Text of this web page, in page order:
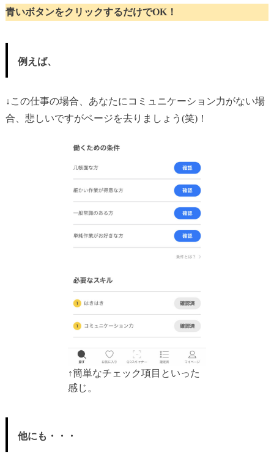
青いボタンをクリックするだけでOK！
例えば、
↓この仕事の場合、あなたにコミュニケーション力がない場
合、悲しいですがページを去りましょう(笑)！
↑簡単なチェック項目といった
感じ。
他にも・・・